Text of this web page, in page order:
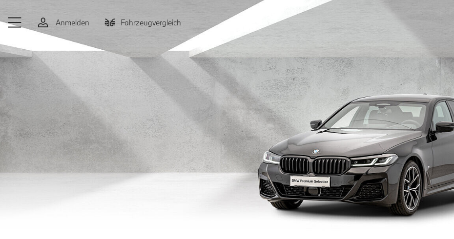
Anmelden
Fahrzeugvergleich